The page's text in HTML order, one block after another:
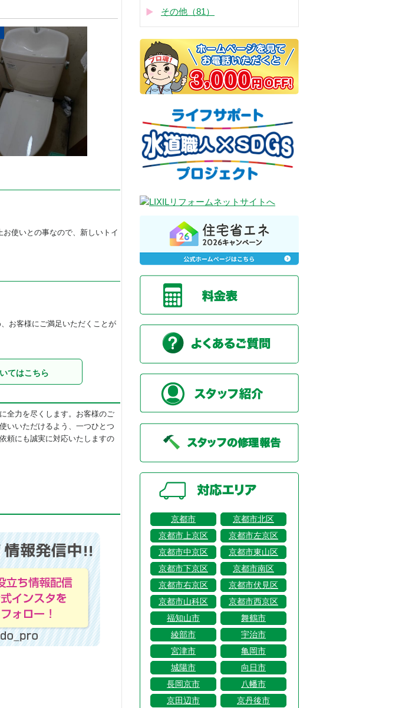
使いとの事なので、新しいトイ
お客様にご満足いただくことが
てはこちら
全力を尽くします。お客様のご
いいただけるよう、一つひとつ
頼にも誠実に対応いたしますの
その他（81）
京都市
京都市北区
京都市上京区
京都市左京区
京都市中京区
京都市東山区
京都市下京区
京都市南区
京都市右京区
京都市伏見区
京都市山科区
京都市西京区
福知山市
舞鶴市
綾部市
宇治市
宮津市
亀岡市
城陽市
向日市
長岡京市
八幡市
京田辺市
京丹後市